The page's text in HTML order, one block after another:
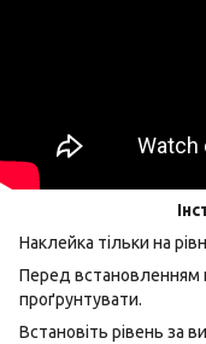
Наклейка тільки на
Перед встановленням
проґрунтувати.
Встановіть рівень за